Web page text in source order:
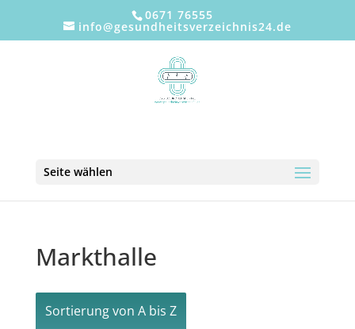
0671 76555
info@gesundheitsverzeichnis24.de
Seite wählen
Markthalle
Sortierung von A bis Z